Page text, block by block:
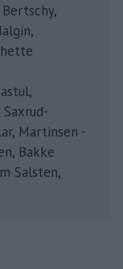
Bertschy,
Martinsen -
Bakke
Salsten,